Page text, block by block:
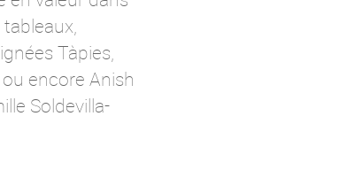
Tàpies,
encore Anish
Soldevilla-